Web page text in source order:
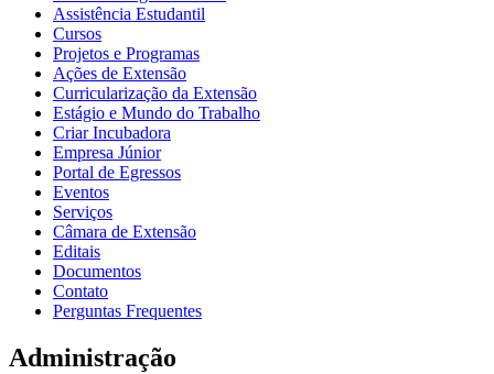
Assistência Estudantil
Cursos
Projetos e Programas
Ações de Extensão
Curricularização da Extensão
Estágio e Mundo do Trabalho
Criar Incubadora
Empresa Júnior
Portal de Egressos
Eventos
Serviços
Câmara de Extensão
Editais
Documentos
Contato
Perguntas Frequentes
Administração